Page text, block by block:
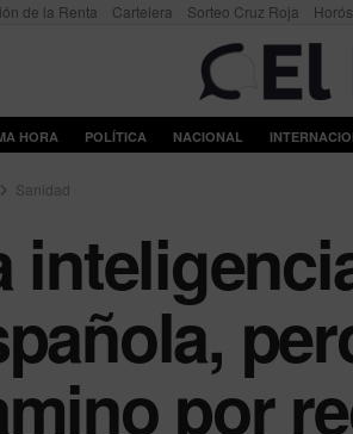
de la Renta Cartelera Sorteo Cruz Roja
HORA POLÍTICA NACIONAL
Sanidad
por